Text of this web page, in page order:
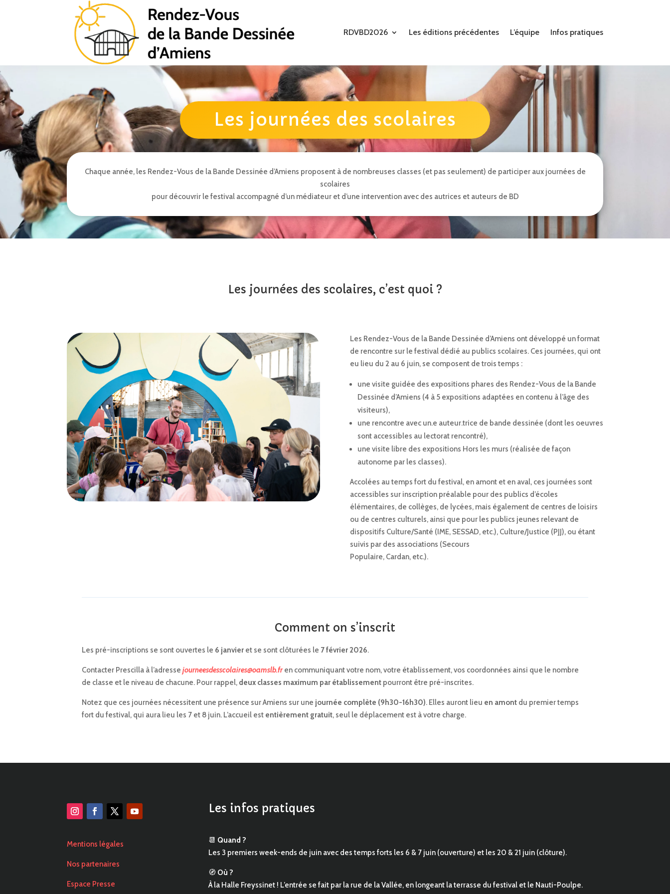
RDVBD2026 Les éditions précédentes L’équipe Infos pratiques
Les journées des scolaires
Chaque année, les Rendez-Vous de la Bande Dessinée d’Amiens proposent à de nombreuses classes (et pas seulement) de participer aux journées de
scolaires
pour découvrir le festival accompagné d’un médiateur et d’une intervention avec des autrices et auteurs de BD
Les journées des scolaires, c’est quoi ?
Les Rendez-Vous de la Bande Dessinée d’Amiens ont développé un format
de rencontre sur le festival dédié au publics scolaires. Ces journées, qui ont
eu lieu du 2 au 6 juin, se composent de trois temps :
une visite guidée des expositions phares des Rendez-Vous de la Bande
Dessinée d’Amiens (4 à 5 expositions adaptées en contenu à l’âge des
visiteurs),
une rencontre avec un.e auteur.trice de bande dessinée (dont les oeuvres
sont accessibles au lectorat rencontré),
une visite libre des expositions Hors les murs (réalisée de façon
autonome par les classes).
Accolées au temps fort du festival, en amont et en aval, ces journées sont
accessibles sur inscription préalable pour des publics d’écoles
élémentaires, de collèges, de lycées, mais également de centres de loisirs
ou de centres culturels, ainsi que pour les publics jeunes relevant de
dispositifs Culture/Santé (IME, SESSAD, etc.), Culture/Justice (PJJ), ou étant
suivis par des associations (Secours
Populaire, Cardan, etc.).
Comment on s’inscrit
Les pré-inscriptions se sont ouvertes le 6 janvier et se sont clôturées le 7 février 2026.
Contacter Prescilla à l’adressejourneesdesscolaires@oamslb.fren communiquant votre nom, votre établissement, vos coordonnées ainsi que le nombre
de classe et le niveau de chacune. Pour rappel, deux classes maximum par établissement pourront être pré-inscrites.
Notez que ces journées nécessitent une présence sur Amiens sur une journée complète (9h30-16h30). Elles auront lieu en amont du premier temps
fort du festival, qui aura lieu les 7 et 8 juin. L’accueil est entièrement gratuit, seul le déplacement est à votre charge.
Mentions légales
Nos partenaires
Espace Presse
Les infos pratiques
📆 Quand ?
Les 3 premiers week-ends de juin avec des temps forts les 6 & 7 juin (ouverture) et les 20 & 21 juin (clôture).
🧭 Où ?
À la Halle Freyssinet ! L’entrée se fait par la rue de la Vallée, en longeant la terrasse du festival et le Nauti-Poulpe.